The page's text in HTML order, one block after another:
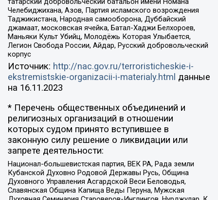
Челебиджихана, Азов, Партия исламского возрождения
Таджикистана, Народная самооборона, Дуббайский
джамаат, московская ячейка, Батал-Хаджи Белхороев,
Маньяки Культ Убийц, Молодёжь Которая Улыбается,
Легион Свобода России, Айдар, Русский добровольческий
корпус
Источник: http://nac.gov.ru/terroristicheskie-i-
ekstremistskie-organizacii-i-materialy.html данные
на 16.11.2023
* Перечень общественных объединений и
религиозных организаций в отношении
которых судом принято вступившее в
законную силу решение о ликвидации или
запрете деятельности:
Национал-большевистская партия, ВЕК РА, Рада земли
Кубанской Духовно Родовой Державы Русь, Община
Духовного Управления Асгардской Веси Беловодья,
Славянская Община Капища Веды Перуна, Мужская